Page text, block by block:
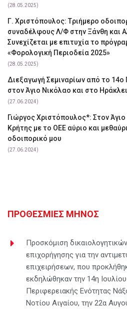
(28.05.2025)
Γ. Χριστόπουλος: Tριήμερο
συναδέλφους Λ/Φ στην Ξάνθη και
Συνεχίζεται με επιτυχία το
«Φορολογική Περιοδεία 2025»
(28.05.2025)
Διεξαγωγή Σεμιναρίων από το 14ο
στον Άγιο Νικόλαο και στο
(27.06.2024)
Γιώργος Χριστόπουλος*: Στον
Κρήτης με το ΟΕΕ αύριο και
οδοιπορικό μου
(27.06.2024)
ΠΡΟΘΕΣΜΙΕΣ ΜΗΝΟΣ
Προσκόμιση
επιχορήγησης για την
επιχειρήσεων, που
εκδηλώθηκαν την 14η
Περιφερειακής Ενότητας
Νοτίου Αιγαίου, την 22α